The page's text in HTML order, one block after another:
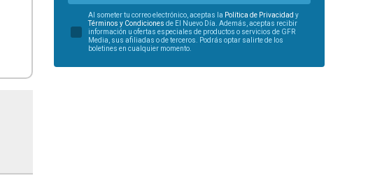
Al someter tu correo electrónico, aceptas la Política de Privacidad y
Términos y Condiciones de El Nuevo Día. Además, aceptas recibir
información u ofertas especiales de productos o servicios de GFR
Media, sus afiliadas o de terceros. Podrás optar salirte de los
boletines en cualquier momento.